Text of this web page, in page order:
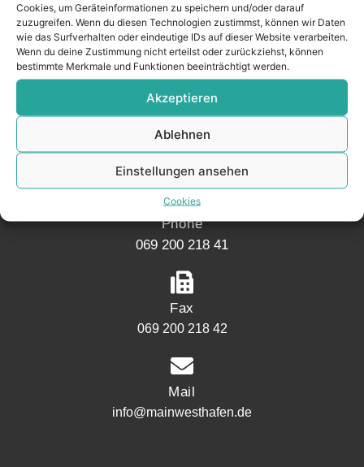
Cookies, um Geräteinformationen zu speichern und/oder darauf
zuzugreifen. Wenn du diesen Technologien zustimmst, können wir Daten
wie das Surfverhalten oder eindeutige IDs auf dieser Website verarbeiten.
Wenn du deine Zustimmung nicht erteilst oder zurückziehst, können
bestimmte Merkmale und Funktionen beeinträchtigt werden.
Akzeptieren
Ablehnen
Einstellungen ansehen
Cookies
CONTACT
Address
Mainwesthafen Immobilien
Speicherstraße 5
Phone
069 200 218 41
Fax
069 200 218 42
Mail
info@mainwesthafen.de